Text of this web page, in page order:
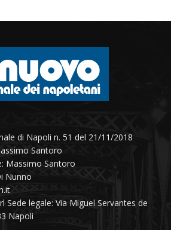
di Napoli n. 51 del 21/11/2018
Santoro
Massimo Santoro
Nunno
Sede legale: Via Miguel Servantes de
Napoli